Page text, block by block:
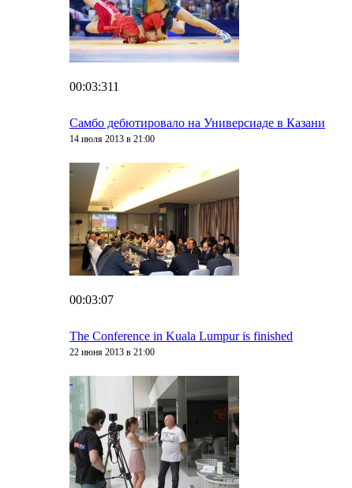
00:03:311
Самбо дебютировало на Универсиаде в Казани
14 июля 2013 в 21:00
00:03:07
The Conference in Kuala Lumpur is finished
22 июня 2013 в 21:00